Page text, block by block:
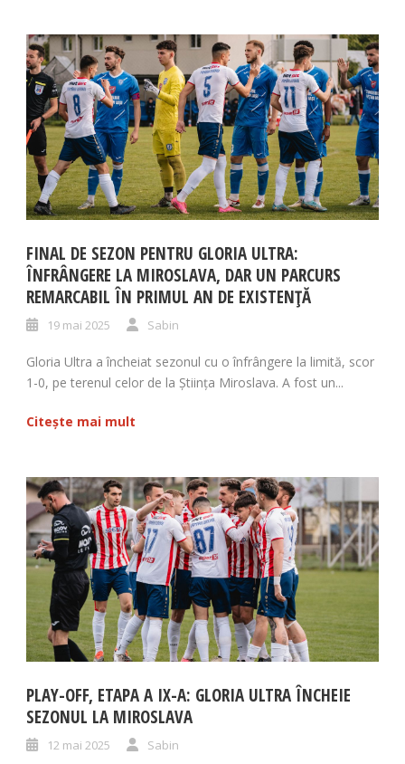
FINAL DE SEZON PENTRU GLORIA ULTRA:
ÎNFRÂNGERE LA MIROSLAVA, DAR UN PARCURS
REMARCABIL ÎN PRIMUL AN DE EXISTENȚĂ
19 mai 2025 Sabin
Gloria Ultra a încheiat sezonul cu o înfrângere la limită, scor
1-0, pe terenul celor de la Știința Miroslava. A fost un...
Citește mai mult
PLAY-OFF, ETAPA A IX-A: GLORIA ULTRA ÎNCHEIE
SEZONUL LA MIROSLAVA
12 mai 2025 Sabin